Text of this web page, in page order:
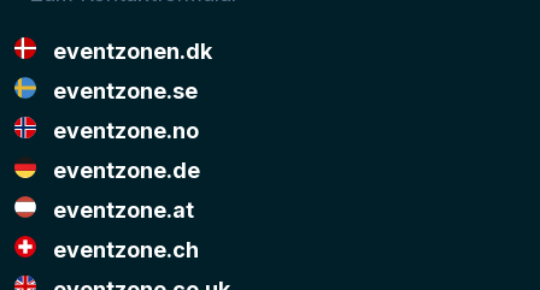
eventzonen.dk
eventzone.se
eventzone.no
eventzone.de
eventzone.at
eventzone.ch